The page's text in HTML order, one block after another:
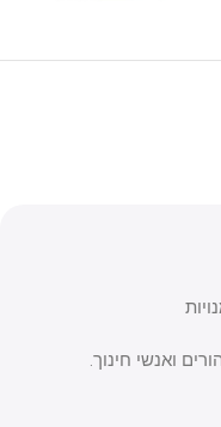
ואנשי חינוך.